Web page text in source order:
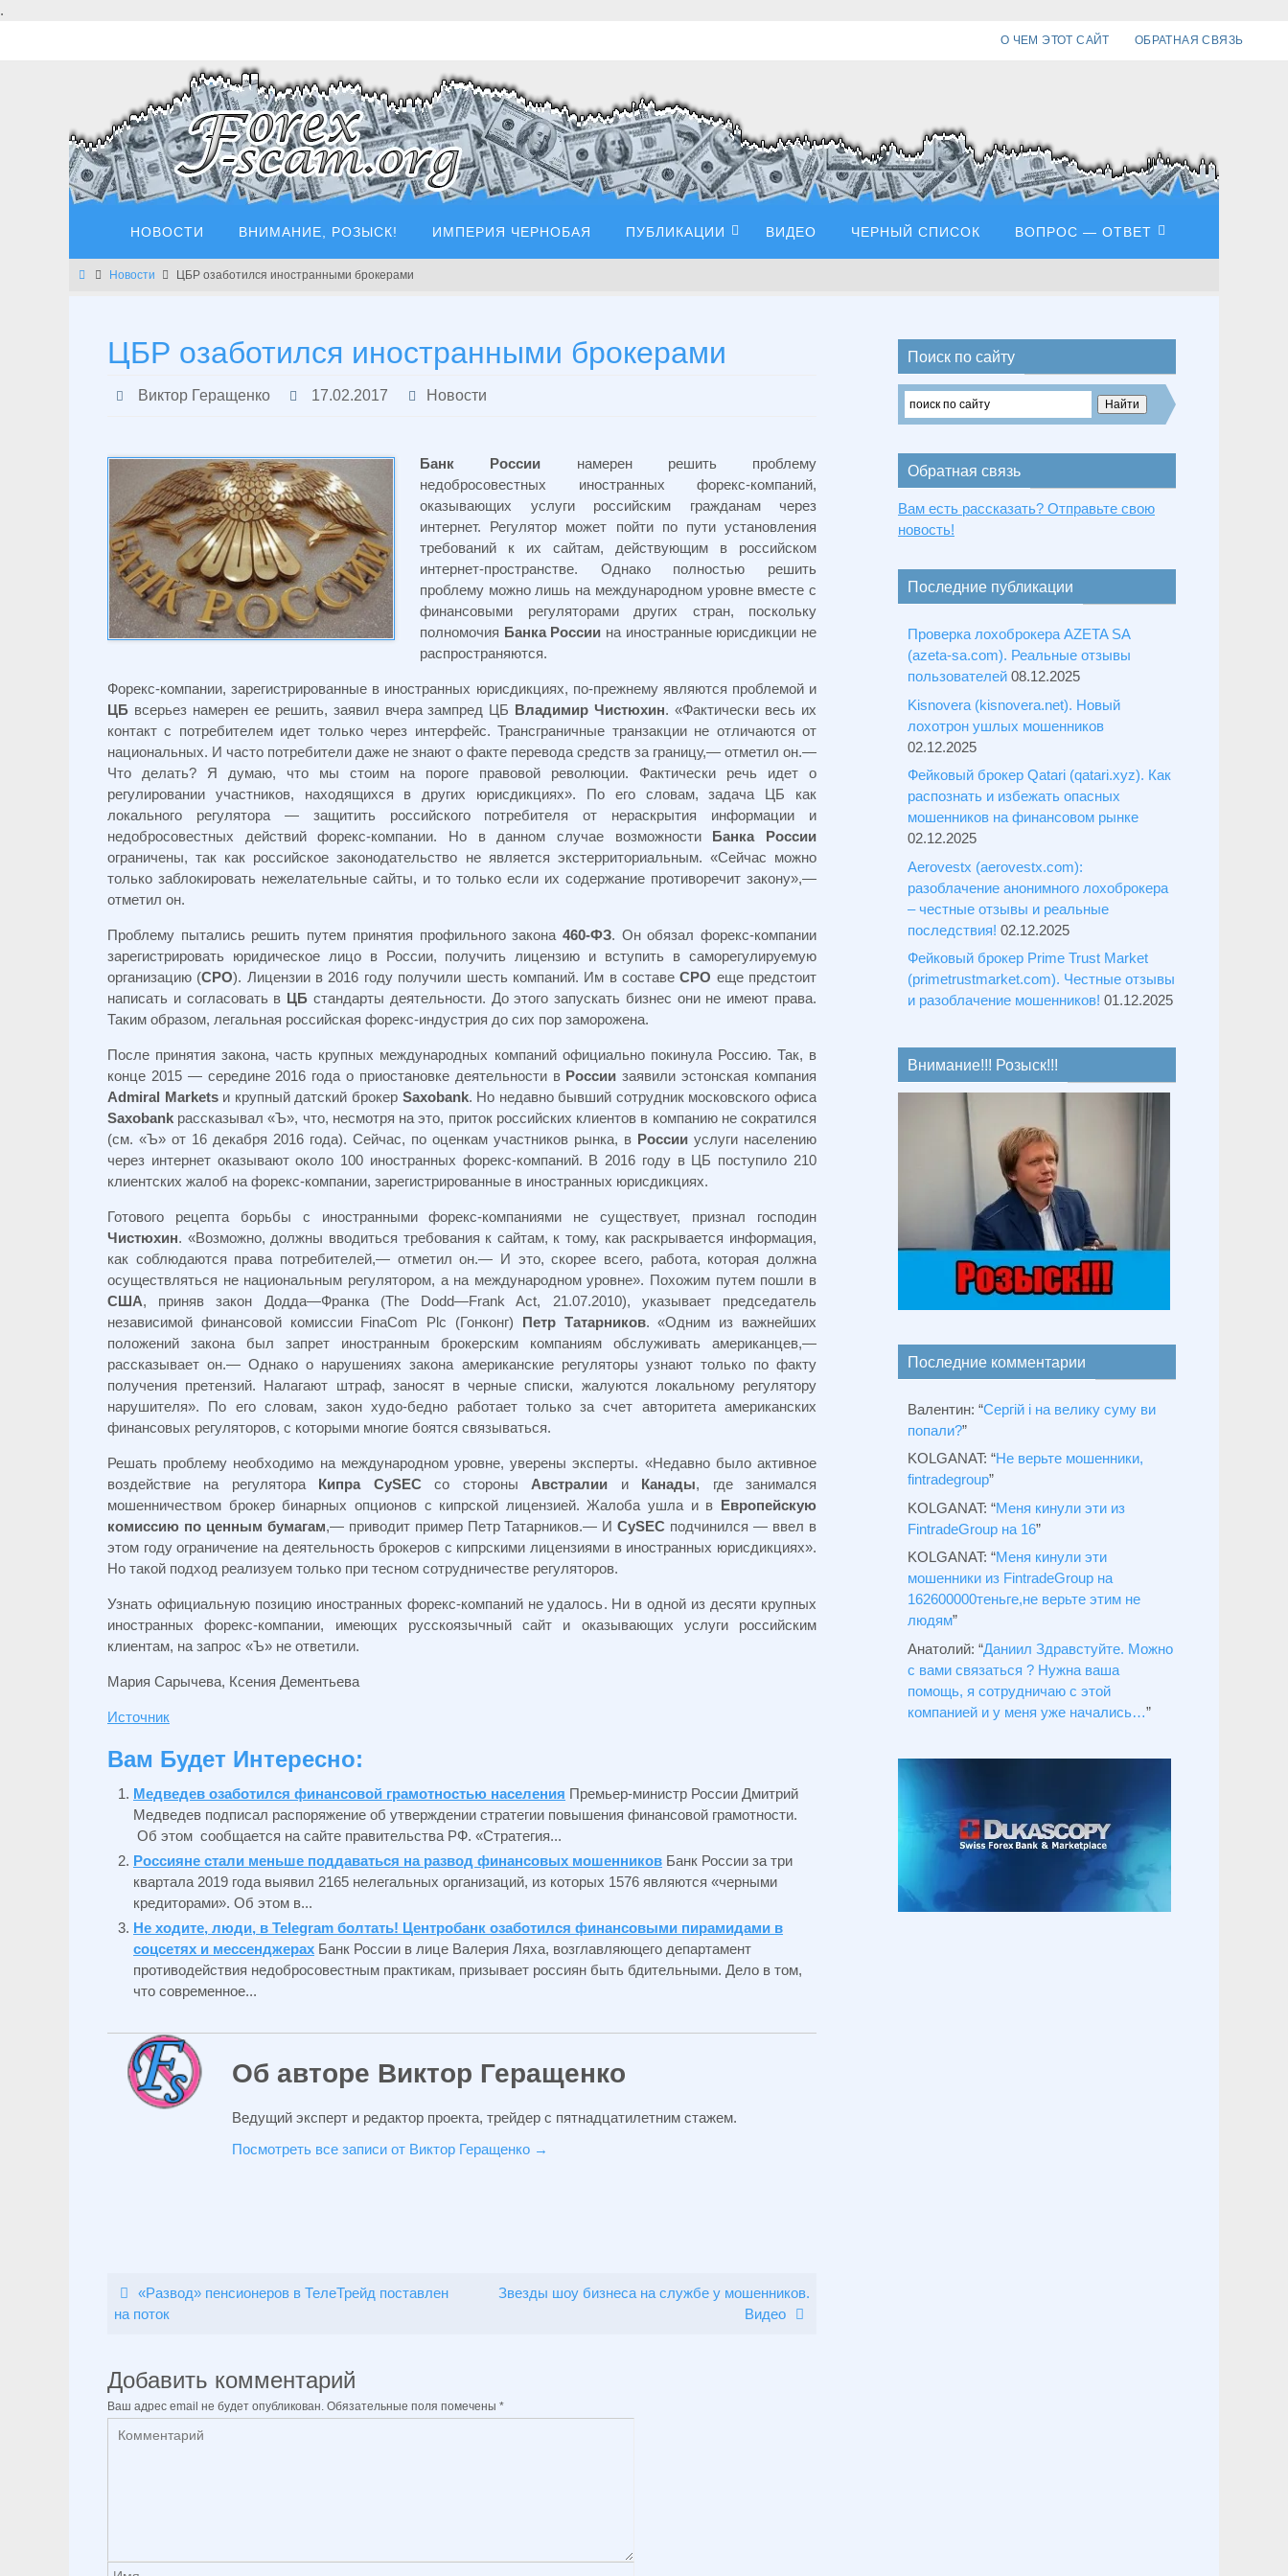
.
О ЧЕМ ЭТОТ САЙТ ОБРАТНАЯ СВЯЗЬ
НОВОСТИ ВНИМАНИЕ, РОЗЫСК! ИМПЕРИЯ ЧЕРНОБАЯ ПУБЛИКАЦИИ ВИДЕО ЧЕРНЫЙ СПИСОК ВОПРОС — ОТВЕТ
Главная
Новости ЦБР озаботился иностранными брокерами
ЦБР озаботился иностранными брокерами
Виктор Геращенко 17.02.2017 Новости
Банк России намерен решить проблему
недобросовестных иностранных форекс-компаний,
оказывающих услуги российским гражданам через
интернет. Регулятор может пойти по пути установления
требований к их сайтам, действующим в российском
интернет-пространстве. Однако полностью решить
проблему можно лишь на международном уровне вместе с
финансовыми регуляторами других стран, поскольку
полномочия Банка России на иностранные юрисдикции не
распространяются.
Форекс-компании, зарегистрированные в иностранных юрисдикциях, по-прежнему являются проблемой и
ЦБ всерьез намерен ее решить, заявил вчера зампред ЦБ Владимир Чистюхин. «Фактически весь их
контакт с потребителем идет только через интерфейс. Трансграничные транзакции не отличаются от
национальных. И часто потребители даже не знают о факте перевода средств за границу,— отметил он.—
Что делать? Я думаю, что мы стоим на пороге правовой революции. Фактически речь идет о
регулировании участников, находящихся в других юрисдикциях». По его словам, задача ЦБ как
локального регулятора — защитить российского потребителя от нераскрытия информации и
недобросовестных действий форекс-компании. Но в данном случае возможности Банка России
ограничены, так как российское законодательство не является экстерриториальным. «Сейчас можно
только заблокировать нежелательные сайты, и то только если их содержание противоречит закону»,—
отметил он.
Проблему пытались решить путем принятия профильного закона 460-ФЗ. Он обязал форекс-компании
зарегистрировать юридическое лицо в России, получить лицензию и вступить в саморегулируемую
организацию (СРО). Лицензии в 2016 году получили шесть компаний. Им в составеСРО еще предстоит
написать и согласовать в ЦБ стандарты деятельности. До этого запускать бизнес они не имеют права.
Таким образом, легальная российская форекс-индустрия до сих пор заморожена.
После принятия закона, часть крупных международных компаний официально покинула Россию. Так, в
конце 2015 — середине 2016 года о приостановке деятельности в России заявили эстонская компания
Admiral Marketsи крупный датский брокер Saxobank. Но недавно бывший сотрудник московского офиса
Saxobank рассказывал «Ъ», что, несмотря на это, приток российских клиентов в компанию не сократился
(см. «Ъ» от 16 декабря 2016 года). Сейчас, по оценкам участников рынка, в России услуги населению
через интернет оказывают около 100 иностранных форекс-компаний. В 2016 году в ЦБ поступило 210
клиентских жалоб на форекс-компании, зарегистрированные в иностранных юрисдикциях.
Готового рецепта борьбы с иностранными форекс-компаниями не существует, признал господин
Чистюхин. «Возможно, должны вводиться требования к сайтам, к тому, как раскрывается информация,
как соблюдаются права потребителей,— отметил он.— И это, скорее всего, работа, которая должна
осуществляться не национальным регулятором, а на международном уровне». Похожим путем пошли в
США, приняв закон Додда—Франка (The Dodd—Frank Act, 21.07.2010), указывает председатель
независимой финансовой комиссии FinaCom Plc (Гонконг) Петр Татарников. «Одним из важнейших
положений закона был запрет иностранным брокерским компаниям обслуживать американцев,—
рассказывает он.— Однако о нарушениях закона американские регуляторы узнают только по факту
получения претензий. Налагают штраф, заносят в черные списки, жалуются локальному регулятору
нарушителя». По его словам, закон худо-бедно работает только за счет авторитета американских
финансовых регуляторов, с которыми многие боятся связываться.
Решать проблему необходимо на международном уровне, уверены эксперты. «Недавно было активное
воздействие на регулятора Кипра CySECсо стороны Австралии и Канады, где занимался
мошенничеством брокер бинарных опционов с кипрской лицензией. Жалоба ушла и в Европейскую
комиссию по ценным бумагам,— приводит пример Петр Татарников.— ИCySEC подчинился — ввел в
этом году ограничение на деятельность брокеров с кипрскими лицензиями в иностранных юрисдикциях».
Но такой подход реализуем только при тесном сотрудничестве регуляторов.
Узнать официальную позицию иностранных форекс-компаний не удалось. Ни в одной из десяти крупных
иностранных форекс-компании, имеющих русскоязычный сайт и оказывающих услуги российским
клиентам, на запрос «Ъ» не ответили.
Мария Сарычева, Ксения Дементьева
Источник
Вам Будет Интересно:
Медведев озаботился финансовой грамотностью населения Премьер-министр России Дмитрий
Медведев подписал распоряжение об утверждении стратегии повышения финансовой грамотности.
Об этом сообщается на сайте правительства РФ. «Стратегия...
Россияне стали меньше поддаваться на развод финансовых мошенников Банк России за три
квартала 2019 года выявил 2165 нелегальных организаций, из которых 1576 являются «черными
кредиторами». Об этом в...
Не ходите, люди, в Telegram болтать! Центробанк озаботился финансовыми пирамидами в
соцсетях и мессенджерах Банк России в лице Валерия Ляха, возглавляющего департамент
противодействия недобросовестным практикам, призывает россиян быть бдительными. Дело в том,
что современное...
Об авторе Виктор Геращенко
Ведущий эксперт и редактор проекта, трейдер с пятнадцатилетним стажем.
Посмотреть все записи от Виктор Геращенко →
«Развод» пенсионеров в ТелеТрейд поставлен
на поток
Звезды шоу бизнеса на службе у мошенников.
Видео
Добавить комментарий
Ваш адрес email не будет опубликован. Обязательные поля помечены *
Поиск по сайту
Обратная связь
Вам есть рассказать? Отправьте свою
новость!
Последние публикации
Проверка лохоброкера AZETA SA
(azeta-sa.com). Реальные отзывы
пользователей 08.12.2025
Kisnovera (kisnovera.net). Новый
лохотрон ушлых мошенников
02.12.2025
Фейковый брокер Qatari (qatari.xyz). Как
распознать и избежать опасных
мошенников на финансовом рынке
02.12.2025
Aerovestx (aerovestx.com):
разоблачение анонимного лохоброкера
– честные отзывы и реальные
последствия! 02.12.2025
Фейковый брокер Prime Trust Market
(primetrustmarket.com). Честные отзывы
и разоблачение мошенников! 01.12.2025
Внимание!!! Розыск!!!
Последние комментарии
Валентин: “Сергій і на велику суму ви
попали?”
KOLGANAT: “Не верьте мошенники,
fintradegroup”
KOLGANAT: “Меня кинули эти из
FintradeGroup на 16”
KOLGANAT: “Меня кинули эти
мошенники из FintradeGroup на
162600000теньге,не верьте этим не
людям”
Анатолий: “Даниил Здравстуйте. Можно
с вами связаться ? Нужна ваша
помощь, я сотрудничаю с этой
компанией и у меня уже начались…”